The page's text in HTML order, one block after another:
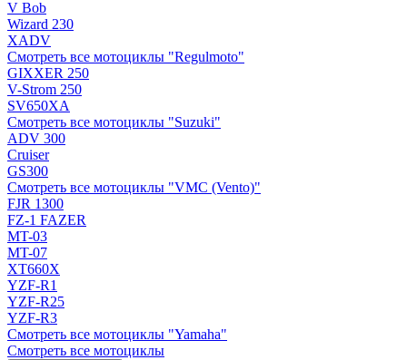
V Bob
Wizard 230
XADV
Смотреть все мотоциклы "Regulmoto"
GIXXER 250
V-Strom 250
SV650XA
Смотреть все мотоциклы "Suzuki"
ADV 300
Cruiser
GS300
Смотреть все мотоциклы "VMC (Vento)"
FJR 1300
FZ-1 FAZER
MT-03
MT-07
XT660X
YZF-R1
YZF-R25
YZF-R3
Смотреть все мотоциклы "Yamaha"
Смотреть все мотоциклы